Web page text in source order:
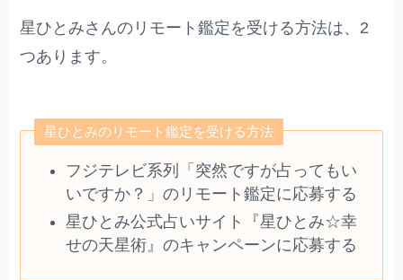
星ひとみさんのリモート鑑定を受ける方法は、2
つあります。
星ひとみのリモート鑑定を受ける方法
フジテレビ系列「突然ですが占ってもい
いですか？」のリモート鑑定に応募する
星ひとみ公式占いサイト『星ひとみ☆幸
せの天星術』のキャンペーンに応募する